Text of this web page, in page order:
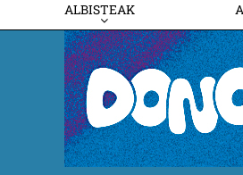
ALBISTEAK